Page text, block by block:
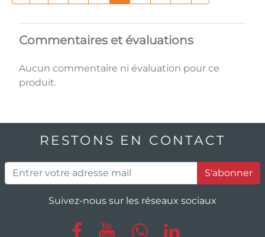
Commentaires et évaluations
Aucun commentaire ni évaluation pour ce
produit.
RESTONS EN CONTACT
S'abonner
Suivez-nous sur les réseaux sociaux